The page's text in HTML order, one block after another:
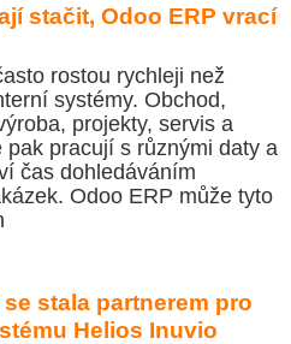
stačit, Odoo ERP vrací
rostou rychleji než
systémy. Obchod,
projekty, servis a
pak pracují s různými daty a
čas dohledáváním
Odoo ERP může tyto
stala partnerem pro
Helios Inuvio